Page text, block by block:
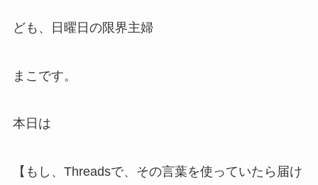
ども、日曜日の限界主婦
まこです。
本日は
【もし、Threadsで、その言葉を使っていたら届け